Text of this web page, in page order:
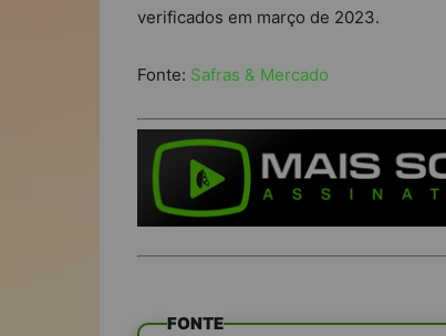
verificados em março de 2023.
Fonte: Safras & Mercado
FONTE